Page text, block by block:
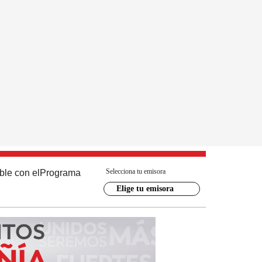
con el Programa Selecciona tu emisora
Elige tu emisora